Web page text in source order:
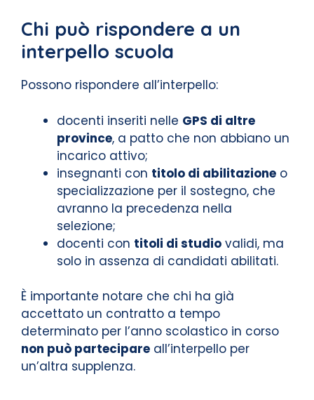
Chi può rispondere a un
interpello scuola
Possono rispondere all’interpello:
docenti inseriti nelle GPS di altre
province, a patto che non abbiano un
incarico attivo;
insegnanti con titolo di abilitazione o
specializzazione per il sostegno, che
avranno la precedenza nella
selezione;
docenti con titoli di studio validi, ma
solo in assenza di candidati abilitati.
È importante notare che chi ha già
accettato un contratto a tempo
determinato per l’anno scolastico in corso
non può partecipare all’interpello per
un’altra supplenza.